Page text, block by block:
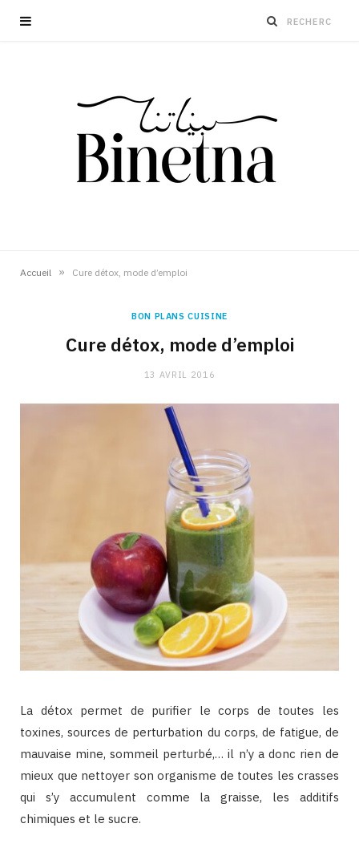
Accueil » Cure détox, mode d’emploi
BON PLANS CUISINE
Cure détox, mode d’emploi
13 AVRIL 2016
La détox permet de purifier le corps de toutes les
toxines, sources de perturbation du corps, de fatigue, de
mauvaise mine, sommeil perturbé,… il n’y a donc rien de
mieux que nettoyer son organisme de toutes les crasses
qui s’y accumulent comme la graisse, les additifs
chimiques et le sucre.